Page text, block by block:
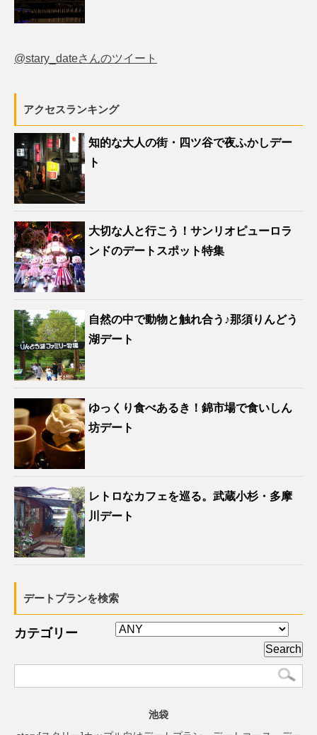
@stary_dateさんのツイート
アクセスランキング
知的な大人の街・四ツ谷で夜ふかしデー
ト
大切な人と行こう！サンリオピューロラ
ンドのデートスポット特集
自然の中で動物と触れ合う♪那須りんどう
湖デート
ゆっくり食べあるき！錦市場で食いしん
坊デート
レトロなカフェを巡る。武蔵小杉・多摩
川デート
デートプランを検索
カテゴリー
池袋